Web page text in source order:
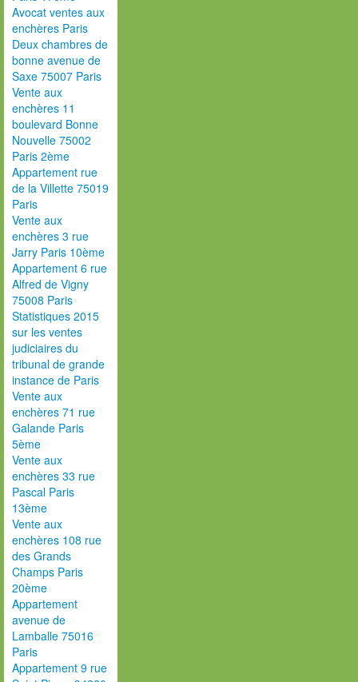
Avocat ventes aux
enchères Paris
Deux chambres de
bonne avenue de
Saxe 75007 Paris
Vente aux
enchères 11
boulevard Bonne
Nouvelle 75002
Paris 2ème
Appartement rue
de la Villette 75019
Paris
Vente aux
enchères 3 rue
Jarry Paris 10ème
Appartement 6 rue
Alfred de Vigny
75008 Paris
Statistiques 2015
sur les ventes
judiciaires du
tribunal de grande
instance de Paris
Vente aux
enchères 71 rue
Galande Paris
5ème
Vente aux
enchères 33 rue
Pascal Paris
13ème
Vente aux
enchères 108 rue
des Grands
Champs Paris
20ème
Appartement
avenue de
Lamballe 75016
Paris
Appartement 9 rue